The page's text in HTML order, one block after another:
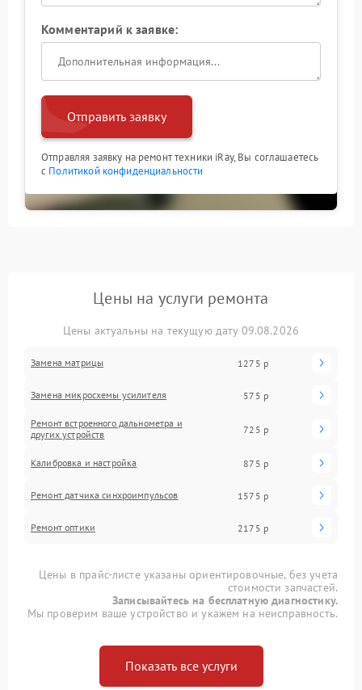
Комментарий к заявке:
Отправить заявку
Отправляя заявку на ремонт техники iRay, Вы соглашаетесь
с Политикой конфиденциальности
Цены на услуги ремонта
Цены актуальны на текущую дату 09.08.2026
Замена матрицы 1275 р
Замена микросхемы усилителя 575 р
Ремонт встроенного дальнометра и
других устройств
725 р
Калибровка и настройка 875 р
Ремонт датчика синхроимпульсов 1575 р
Ремонт оптики 2175 р
Цены в прайс-листе указаны ориентировочные, без учета
стоимости запчастей.
Записывайтесь на бесплатную диагностику.
Мы проверим ваше устройство и укажем на неисправность.
Показать все услуги